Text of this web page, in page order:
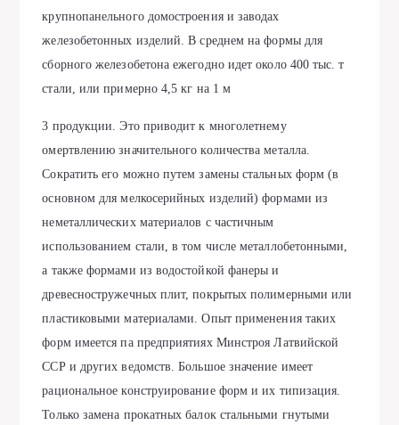
крупнопанельного домостроения и заводах
железобетонных изделий. В среднем на формы для
сборного железобетона ежегодно идет около 400 тыс. т
стали, или примерно 4,5 кг на 1 м
3 продукции. Это приводит к многолетнему
омертвлению значительного количества металла.
Сократить его можно путем замены стальных форм (в
основном для мелкосерийных изделий) формами из
неметаллических материалов с частичным
использованием стали, в том числе металлобетонными,
а также формами из водостойкой фанеры и
древесностружечных плит, покрытых полимерными или
пластиковыми материалами. Опыт применения таких
форм имеется па предприятиях Минстроя Латвийской
ССР и других ведомств. Большое значение имеет
рациональное конструирование форм и их типизация.
Только замена прокатных балок стальными гнутыми